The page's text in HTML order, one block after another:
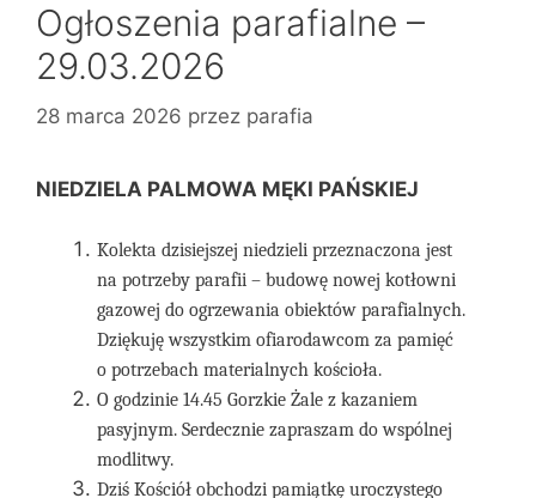
Ogłoszenia parafialne –
29.03.2026
28 marca 2026 przez parafia
NIEDZIELA PALMOWA MĘKI PAŃSKIEJ
Kolekta dzisiejszej niedzieli przeznaczona jest
na potrzeby parafii – budowę nowej kotłowni
gazowej do ogrzewania obiektów parafialnych.
Dziękuję wszystkim ofiarodawcom za pamięć
o potrzebach materialnych kościoła.
O godzinie 14.45 Gorzkie Żale z kazaniem
pasyjnym. Serdecznie zapraszam do wspólnej
modlitwy.
Dziś Kościół obchodzi pamiątkę uroczystego